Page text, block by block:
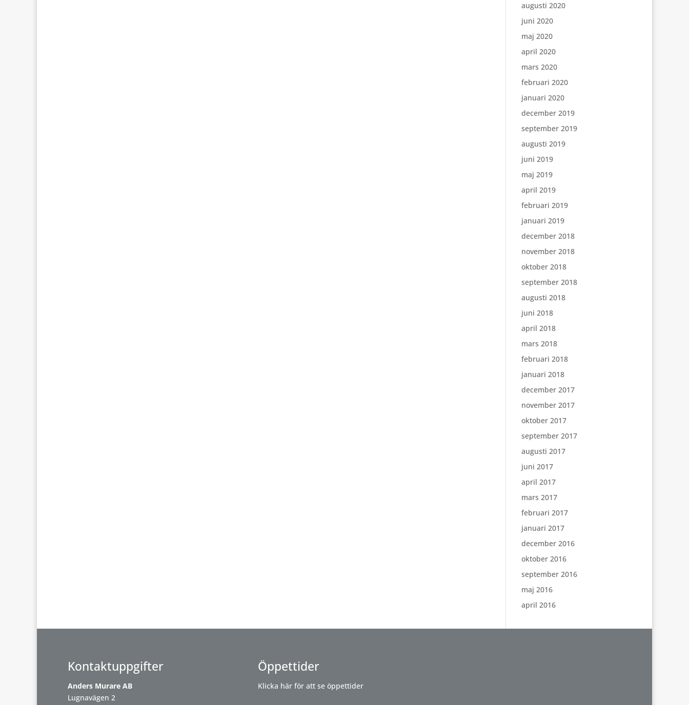
augusti 2020
juni 2020
maj 2020
april 2020
mars 2020
februari 2020
januari 2020
december 2019
september 2019
augusti 2019
juni 2019
maj 2019
april 2019
februari 2019
januari 2019
december 2018
november 2018
oktober 2018
september 2018
augusti 2018
juni 2018
april 2018
mars 2018
februari 2018
januari 2018
december 2017
november 2017
oktober 2017
september 2017
augusti 2017
juni 2017
april 2017
mars 2017
februari 2017
januari 2017
december 2016
oktober 2016
september 2016
maj 2016
april 2016
Kontaktuppgifter
Anders Murare AB
Lugnavägen 2
Öppettider
Klicka här för att se öppettider